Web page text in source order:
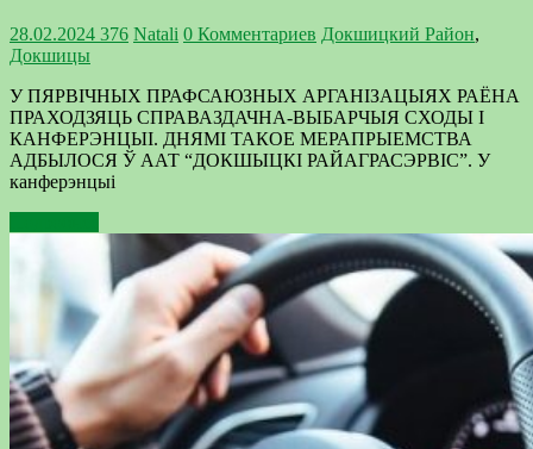
28.02.2024 376 Natali 0 Комментариев Докшицкий Район,
Докшицы
У ПЯРВІЧНЫХ ПРАФСАЮЗНЫХ АРГАНІЗАЦЫЯХ РАЁНА
ПРАХОДЗЯЦЬ СПРАВАЗДАЧНА-ВЫБАРЧЫЯ СХОДЫ І
КАНФЕРЭНЦЫІ. ДНЯМІ ТАКОЕ МЕРАПРЫЕМСТВА
АДБЫЛОСЯ Ў ААТ “ДОКШЫЦКІ РАЙАГРАСЭРВІС”. У
канферэнцыі